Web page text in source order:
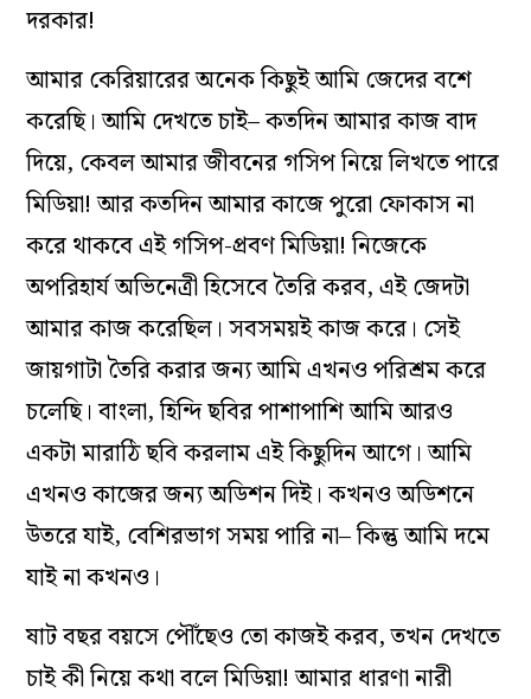
দরকার!
আমার কেরিয়ারের অনেক কিছুই আমি জেদের বশে
করেছি। আমি দেখতে চাই– কতদিন আমার কাজ বাদ
দিয়ে, কেবল আমার জীবনের গসিপ নিয়ে লিখতে পারে
মিডিয়া! আর কতদিন আমার কাজে পুরো ফোকাস না
করে থাকবে এই গসিপ-প্রবণ মিডিয়া! নিজেকে
অপরিহার্য অভিনেত্রী হিসেবে তৈরি করব, এই জেদটা
আমার কাজ করেছিল। সবসময়ই কাজ করে। সেই
জায়গাটা তৈরি করার জন্য আমি এখনও পরিশ্রম করে
চলেছি। বাংলা, হিন্দি ছবির পাশাপাশি আমি আরও
একটা মারাঠি ছবি করলাম এই কিছুদিন আগে। আমি
এখনও কাজের জন্য অডিশন দিই। কখনও অডিশনে
উতরে যাই, বেশিরভাগ সময় পারি না– কিন্তু আমি দমে
যাই না কখনও।
ষাট বছর বয়সে পৌঁছেও তো কাজই করব, তখন দেখতে
চাই কী নিয়ে কথা বলে মিডিয়া! আমার ধারণা নারী